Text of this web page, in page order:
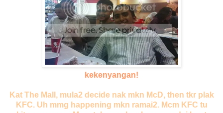
kekenyangan!
Kat The Mall, mula2 decide nak mkn McD, then tkr plak
KFC. Uh mmg happening mkn ramai2. Mcm KFC tu